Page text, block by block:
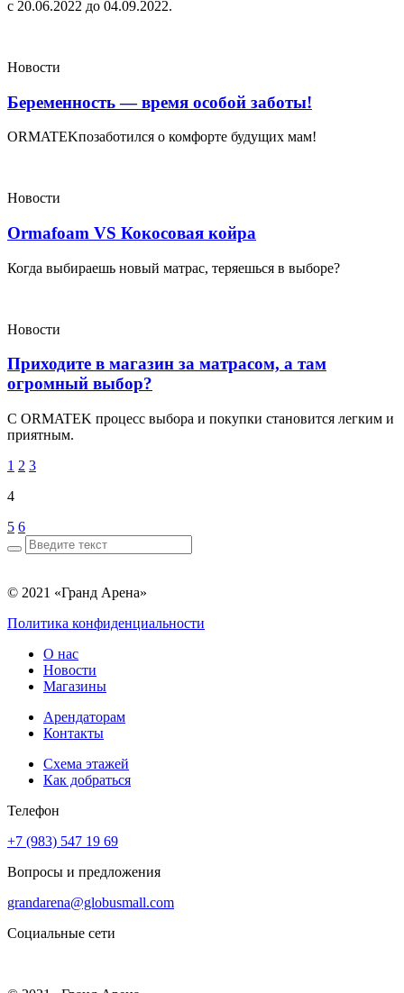
c 20.06.2022 до 04.09.2022.
Новости
Беременность — время особой заботы!
ORMATEKпозаботился о комфорте будущих мам!
Новости
Ormafoam VS Кокосовая койра
Когда выбираешь новый матрас, теряешься в выборе?
Новости
Приходите в магазин за матрасом, а там
огромный выбор?
С ORMATEK процесс выбора и покупки становится легким и
приятным.
1 2 3
4
5 6
© 2021 «Гранд Арена»
Политика конфиденциальности
О нас
Новости
Магазины
Арендаторам
Контакты
Схема этажей
Как добраться
Телефон
+7 (983) 547 19 69
Вопросы и предложения
grandarena@globusmall.com
Социальные сети